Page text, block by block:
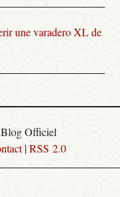
une varadero XL de
Officiel
|RSS 2.0